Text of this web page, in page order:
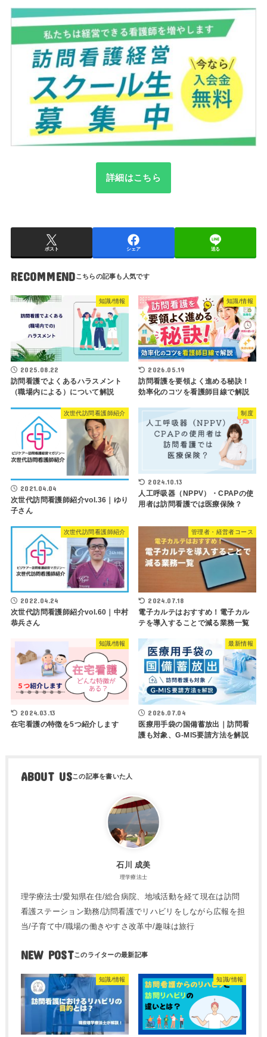
詳細はこちら
ポスト シェア 送る
RECOMMEND
知識/情報
2025.08.22
訪問看護でよくあるハラスメント
（職場内による）について解説
知識/情報
2026.05.19
訪問看護を要領よく進める秘訣！
効率化のコツを看護師目線で解説
次世代訪問看護師紹介
2021.04.04
次世代訪問看護師紹介vol.36｜ゆり
子さん
制度
2024.10.13
人工呼吸器（NPPV）・CPAPの使
用者は訪問看護では医療保険？
次世代訪問看護師紹介
2022.04.24
次世代訪問看護師紹介vol.60｜中村
恭兵さん
管理者・経営者コース
2024.07.18
電子カルテはおすすめ！電子カル
テを導入することで減る業務一覧
知識/情報
2024.03.13
在宅看護の特徴を5つ紹介します
最新情報
2026.07.04
医療用手袋の国備蓄放出｜訪問看
護も対象、G-MIS要請方法を解説
ABOUT US
石川 成美
理学療法士
理学療法士/愛知県在住/総合病院、地域活動を経て現在は訪問
看護ステーション勤務/訪問看護でリハビリをしながら広報を担
当/子育て中/職場の働きやすさ改革中/趣味は旅行
NEW POST
知識/情報 知識/情報